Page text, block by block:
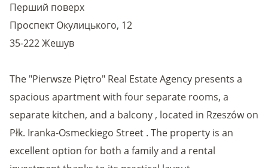
Перший поверх
Проспект Окулицького, 12
35-222 Жешув
The "Pierwsze Piętro" Real Estate Agency presents a
spacious apartment with four separate rooms, a
separate kitchen, and a balcony , located in Rzeszów on
Płk. Iranka-Osmeckiego Street . The property is an
excellent option for both a family and a rental